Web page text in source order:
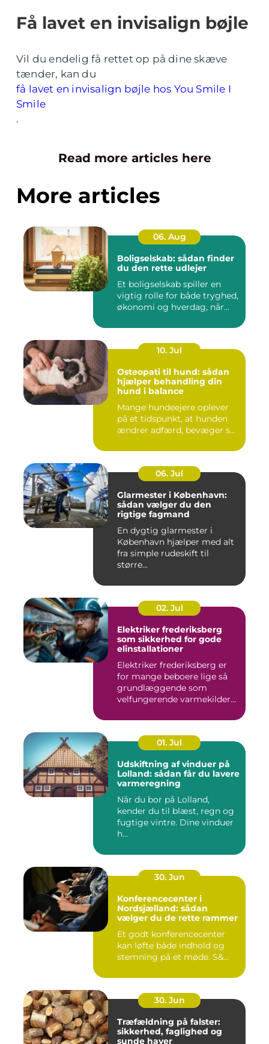
Få lavet en invisalign bøjle
Vil du endelig få rettet op på dine skæve
tænder, kan du
få lavet en invisalign bøjle hos You Smile I
Smile
.
Read more articles here
More articles
06. Aug
Boligselskab: sådan finder
du den rette udlejer
Et boligselskab spiller en
vigtig rolle for både tryghed,
økonomi og hverdag, når...
10. Jul
Osteopati til hund: sådan
hjælper behandling din
hund i balance
Mange hundeejere oplever
på et tidspunkt, at hunden
ændrer adfærd, bevæger s...
06. Jul
Glarmester i København:
sådan vælger du den
rigtige fagmand
En dygtig glarmester i
København hjælper med alt
fra simple rudeskift til
større...
02. Jul
Elektriker frederiksberg
som sikkerhed for gode
elinstallationer
Elektriker frederiksberg er
for mange beboere lige så
grundlæggende som
velfungerende varmekilder
01. Jul
Udskiftning af vinduer på
Lolland: sådan får du lavere
varmeregning
Når du bor på Lolland,
kender du til blæst, regn og
fugtige vintre. Dine vinduer
h...
30. Jun
Konferencecenter i
Nordsjælland: sådan
vælger du de rette rammer
Et godt konferencecenter
kan løfte både indhold og
stemning på et møde. S&...
30. Jun
Træfældning på falster:
sikkerhed, faglighed og
sunde haver